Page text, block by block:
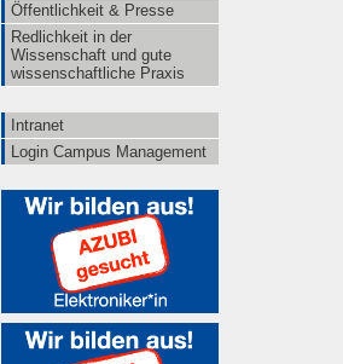
Öffentlichkeit & Presse
Redlichkeit in der
Wissenschaft und gute
wissenschaftliche Praxis
Intranet
Login Campus Management